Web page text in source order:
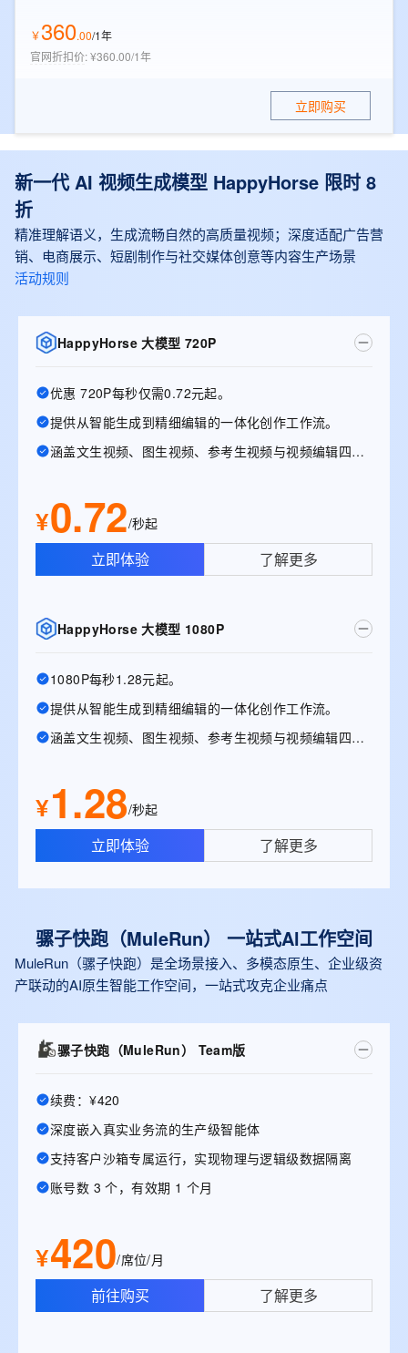
￥360.00/1年
官网折扣价:¥360.00/1年
立即购买
新一代 AI 视频生成模型 HappyHorse 限时 8
折
精准理解语义，生成流畅自然的高质量视频；深度适配广告营
销、电商展示、短剧制作与社交媒体创意等内容生产场景
活动规则
HappyHorse 大模型 720P
优惠 720P每秒仅需0.72元起。
提供从智能生成到精细编辑的一体化创作工作流。
涵盖文生视频、图生视频、参考生视频与视频编辑四大能力
¥0.72/秒起
立即体验 了解更多
HappyHorse 大模型 1080P
1080P每秒1.28元起。
提供从智能生成到精细编辑的一体化创作工作流。
涵盖文生视频、图生视频、参考生视频与视频编辑四大能力。
¥1.28/秒起
立即体验 了解更多
骡子快跑（MuleRun） 一站式Al工作空间
MuleRun（骡子快跑）是全场景接入、多模态原生、企业级资
产联动的AI原生智能工作空间，一站式攻克企业痛点
骡子快跑（MuleRun） Team版
续费：¥420
深度嵌入真实业务流的生产级智能体
支持客户沙箱专属运行，实现物理与逻辑级数据隔离
账号数 3 个，有效期 1 个月
¥420/席位/月
前往购买 了解更多